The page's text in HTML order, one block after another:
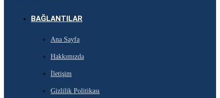
BAĞLANTILAR
Ana Sayfa
Hakkımızda
İletişim
Gizlilik Politikası